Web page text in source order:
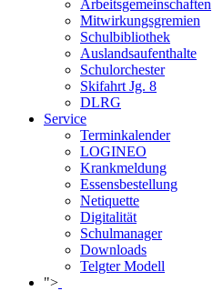
Arbeitsgemeinschaften
Mitwirkungsgremien
Schulbibliothek
Auslandsaufenthalte
Schulorchester
Skifahrt Jg. 8
DLRG
Service
Terminkalender
LOGINEO
Krankmeldung
Essensbestellung
Netiquette
Digitalität
Schulmanager
Downloads
Telgter Modell
">